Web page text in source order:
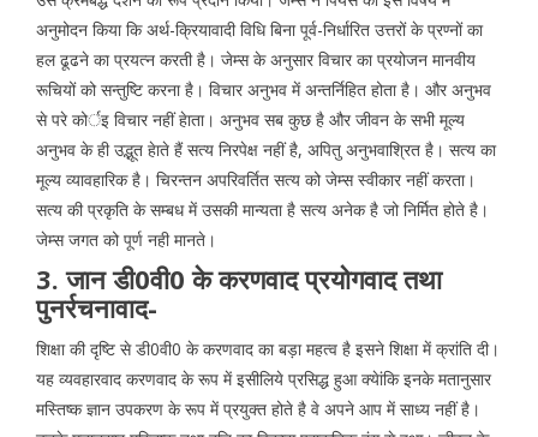
अनुमोदन किया कि अर्थ-क्रियावादी विधि बिना पूर्व-निर्धारित उत्तरों के प्रण्नों का
हल ढूढने का प्रयत्न करती है। जेम्स के अनुसार विचार का प्रयोजन मानवीय
रूचियों को सन्तुष्टि करना है। विचार अनुभव में अन्तर्निहित होता है। और अनुभव
से परे कोर्इ विचार नहीं हेाता। अनुभव सब कुछ है और जीवन के सभी मूल्य
अनुभव के ही उद्भूत हेाते हैं सत्य निरपेक्ष नहीं है, अपितु अनुभवाश्रित है। सत्य का
मूल्य व्यावहारिक है। चिरन्तन अपरिवर्तित सत्य को जेम्स स्वीकार नहीं करता।
सत्य की प्रकृति के सम्बध में उसकी मान्यता है सत्य अनेक है जो निर्मित होते है।
जेम्स जगत को पूर्ण नही मानते।
3. जान डी0वी0 के करणवाद प्रयोगवाद तथा
पुनर्रचनावाद-
शिक्षा की दृष्टि से डी0वी0 के करणवाद का बड़ा महत्व है इसने शिक्षा में क्रांति दी।
यह व्यवहारवाद करणवाद के रूप में इसीलिये प्रसिद्ध हुआ क्येांकि इनके मतानुसार
मस्तिष्क ज्ञान उपकरण के रूप में प्रयुक्त होते है वे अपने आप में साध्य नहीं है।